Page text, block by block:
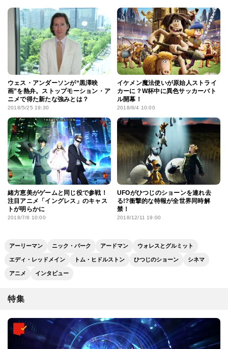
ウェス・アンダーソンが“黒澤映
画”を熱弁。ストップモーション・ア
ニメで得た新たな強みとは？
2018/5/25 19:30
イケメン魔法使いが原始人ストライ
カーに？W杯中に異色サッカーバト
ル開幕！
2018/6/4 10:00
緒方恵美がゲームと同じ役で参戦！
注目アニメ「イングレス」のキャス
トが明らかに
2018/7/8 10:00
UFOがひつじのショーンを連れ去
る!?衝撃的な特報が全世界同時解
禁！
2018/12/11 19:00
アーリーマン ニック・パーク アードマン ウォレスとグルミット
エディ・レッドメイン トム・ヒドルストン ひつじのショーン シネマ
アニメ インタビュー
特集